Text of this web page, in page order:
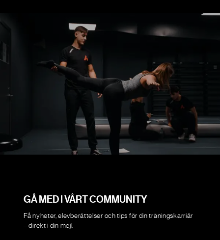
GÅ MED I VÅRT COMMUNITY
Få nyheter, elevberättelser och tips för din träningskarriär
– direkt i din mejl.